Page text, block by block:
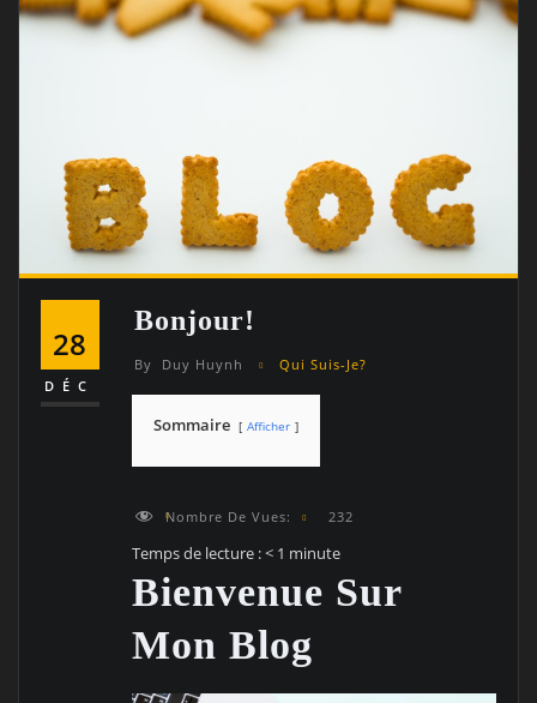
28
DÉC
Bonjour!
By Duy Huynh Qui Suis-Je?
Sommaire Afficher
Nombre De Vues: 232
Temps de lecture :< 1 minute
Bienvenue Sur
Mon Blog